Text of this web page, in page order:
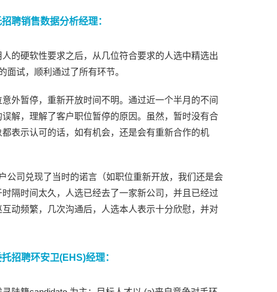
聘销售数据分析经理：
的硬软性要求之后，从几位符合要求的人选中精选出
面试，顺利通过了所有环节。
外暂停，重新开放时间不明。通过近一个半月的不间
解，理解了客户职位暂停的原因。虽然，暂时没有合
表示认可的话，如有机会，还是会有重新合作的机
公司兑现了当时的诺言（如职位重新开放，我们还是会
隔时间太久，人选已经去了一家新公司，并且已经过
动频繁，几次沟通后，人选本人表示十分欣慰，并对
招聘环安卫(EHS)经理：